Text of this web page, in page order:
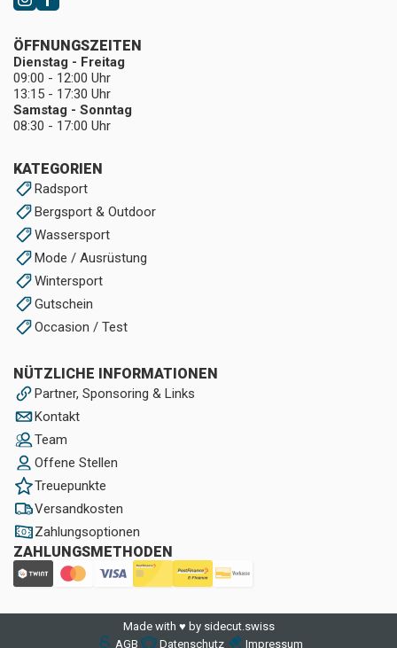
KATEGORIEN
Radsport
Bergsport & Outdoor
Wassersport
Mode / Ausrüstung
Wintersport
Gutschein
Occasion / Test
NÜTZLICHE INFORMATIONEN
Partner, Sponsoring & Links
Kontakt
Team
Offene Stellen
Treuepunkte
Versandkosten
Zahlungsoptionen
ZAHLUNGSMETHODEN
ÖFFNUNGSZEITEN
Dienstag - Freitag
09:00 - 12:00 Uhr
13:15 - 17:30 Uhr
Samstag - Sonntag
08:30 - 17:00 Uhr
Made with ♥ by sidecut.swiss
AGB
Datenschutz Impressum